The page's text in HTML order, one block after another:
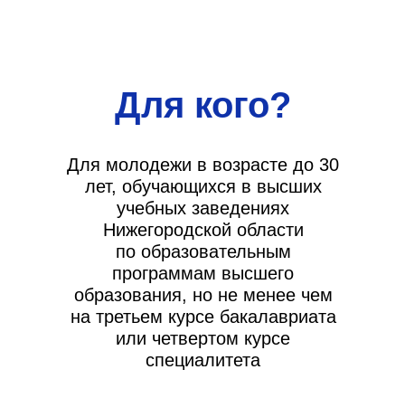
Для кого?
Для молодежи в возрасте до 30
лет, обучающихся в высших
учебных заведениях
Нижегородской области
по образовательным
программам высшего
образования, но не менее чем
на третьем курсе бакалавриата
или четвертом курсе
специалитета